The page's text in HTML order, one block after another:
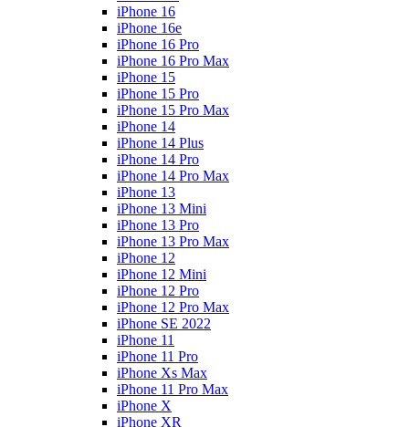
iPhone 16
iPhone 16e
iPhone 16 Pro
iPhone 16 Pro Max
iPhone 15
iPhone 15 Pro
iPhone 15 Pro Max
iPhone 14
iPhone 14 Plus
iPhone 14 Pro
iPhone 14 Pro Max
iPhone 13
iPhone 13 Mini
iPhone 13 Pro
iPhone 13 Pro Max
iPhone 12
iPhone 12 Mini
iPhone 12 Pro
iPhone 12 Pro Max
iPhone SE 2022
iPhone 11
iPhone 11 Pro
iPhone Xs Max
iPhone 11 Pro Max
iPhone X
iPhone XR